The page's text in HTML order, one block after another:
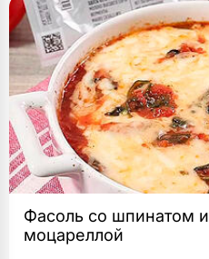
Фасоль со шпинатом и
моцареллой